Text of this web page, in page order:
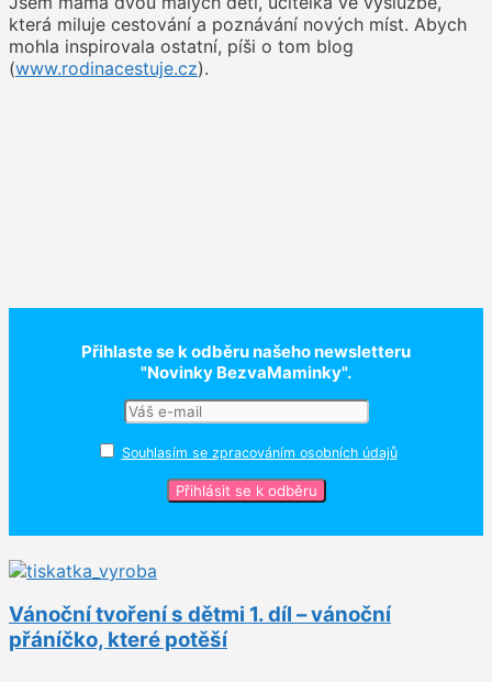
která miluje cestování a poznávání nových míst. Abych
mohla inspirovala ostatní, píši o tom blog
(www.rodinacestuje.cz).
Přihlaste se k odběru našeho newsletteru
"Novinky BezvaMaminky".
Souhlasím se zpracováním osobních údajů
Vánoční tvoření s dětmi 1. díl – vánoční
přáníčko, které potěší